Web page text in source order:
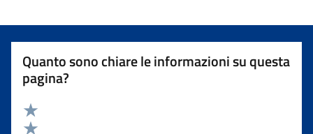
Quanto sono chiare le informazioni su questa
pagina?
Valuta 5 stelle su 5